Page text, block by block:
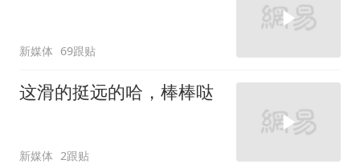
新媒体 69跟贴
这滑的挺远的哈，棒棒哒
新媒体 2跟贴